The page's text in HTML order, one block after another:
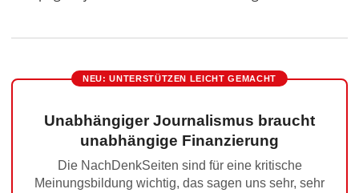
NEU: UNTERSTÜTZEN LEICHT GEMACHT
Unabhängiger Journalismus braucht
unabhängige Finanzierung
Die NachDenkSeiten sind für eine kritische
Meinungsbildung wichtig, das sagen uns sehr, sehr